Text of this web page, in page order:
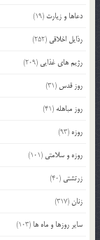
دعاها و زیارت (19)
رذایل اخلاقی (252)
رژیم های غذایی (209)
روز قدس (31)
روز مباهله (41)
روزه (93)
روزه و سلامتی (101)
زرتشتی (40)
زنان(317)
سایر روزها و ماه ها (103)